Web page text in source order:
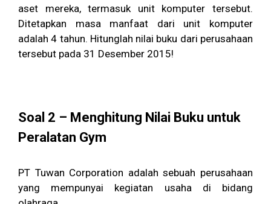
aset mereka, termasuk unit komputer tersebut.
Ditetapkan masa manfaat dari unit komputer
adalah 4 tahun. Hitunglah nilai buku dari perusahaan
tersebut pada 31 Desember 2015!
Soal 2 – Menghitung Nilai Buku untuk
Peralatan Gym
PT Tuwan Corporation adalah sebuah perusahaan
yang mempunyai kegiatan usaha di bidang